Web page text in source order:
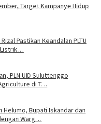
Target Kampanye Hidup
Pastikan Keandalan PLTU
Listrik…
PLN UID Suluttenggo
di T…
Helumo, Bupati Iskandar dan
Warg…